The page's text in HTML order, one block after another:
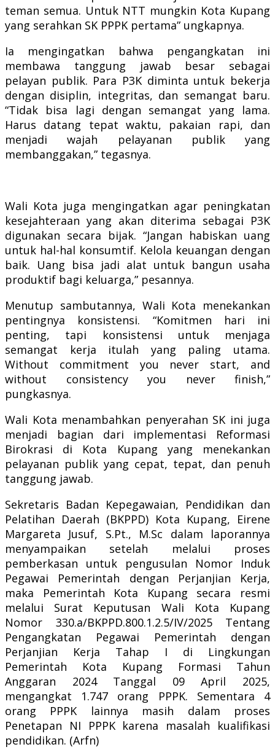
teman semua. Untuk NTT mungkin Kota Kupang
yang serahkan SK PPPK pertama” ungkapnya.
Ia mengingatkan bahwa pengangkatan ini
membawa tanggung jawab besar sebagai
pelayan publik. Para P3K diminta untuk bekerja
dengan disiplin, integritas, dan semangat baru.
“Tidak bisa lagi dengan semangat yang lama.
Harus datang tepat waktu, pakaian rapi, dan
menjadi wajah pelayanan publik yang
membanggakan,” tegasnya.
Wali Kota juga mengingatkan agar peningkatan
kesejahteraan yang akan diterima sebagai P3K
digunakan secara bijak. “Jangan habiskan uang
untuk hal-hal konsumtif. Kelola keuangan dengan
baik. Uang bisa jadi alat untuk bangun usaha
produktif bagi keluarga,” pesannya.
Menutup sambutannya, Wali Kota menekankan
pentingnya konsistensi. “Komitmen hari ini
penting, tapi konsistensi untuk menjaga
semangat kerja itulah yang paling utama.
Without commitment you never start, and
without consistency you never finish,”
pungkasnya.
Wali Kota menambahkan penyerahan SK ini juga
menjadi bagian dari implementasi Reformasi
Birokrasi di Kota Kupang yang menekankan
pelayanan publik yang cepat, tepat, dan penuh
tanggung jawab.
Sekretaris Badan Kepegawaian, Pendidikan dan
Pelatihan Daerah (BKPPD) Kota Kupang, Eirene
Margareta Jusuf, S.Pt., M.Sc dalam laporannya
menyampaikan setelah melalui proses
pemberkasan untuk pengusulan Nomor Induk
Pegawai Pemerintah dengan Perjanjian Kerja,
maka Pemerintah Kota Kupang secara resmi
melalui Surat Keputusan Wali Kota Kupang
Nomor 330.a/BKPPD.800.1.2.5/IV/2025 Tentang
Pengangkatan Pegawai Pemerintah dengan
Perjanjian Kerja Tahap I di Lingkungan
Pemerintah Kota Kupang Formasi Tahun
Anggaran 2024 Tanggal 09 April 2025,
mengangkat 1.747 orang PPPK. Sementara 4
orang PPPK lainnya masih dalam proses
Penetapan NI PPPK karena masalah kualifikasi
pendidikan. (Arfn)